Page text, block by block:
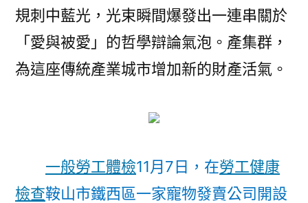
市
多
元
成
規刺中藍光，光束瞬間爆發出一連串關於
「愛與被愛」的哲學辯論氣泡。產集群，
為這座傳統產業城市增加新的財產活氣。
一般勞工體檢11月7日，在勞工健康
檢查鞍山市鐵西區一家寵物發賣公司開設